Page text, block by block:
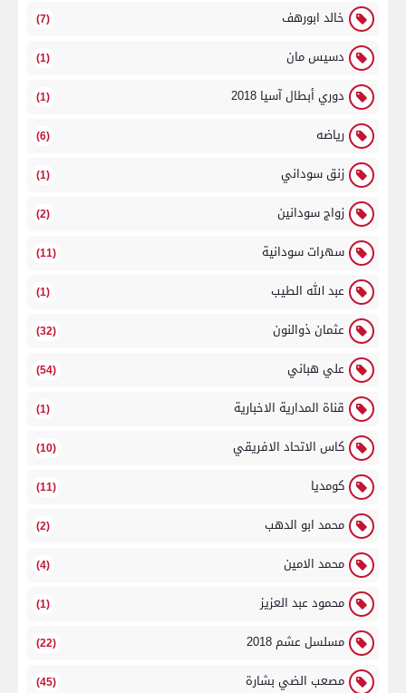
خالد ابورهف (7)
دسيس مان (1)
دوري أبطال آسيا 2018 (1)
رياضه (6)
زنق سوداني (1)
زواج سودانين (2)
سهرات سودانية (11)
عبد الله الطيب (1)
عثمان ذوالنون (32)
علي هباني (54)
قناة المدارية الاخبارية (1)
كاس الاتحاد الافريقي (10)
كومديا (11)
محمد ابو الدهب (2)
محمد الامين (4)
محمود عبد العزيز (1)
مسلسل عشم 2018 (22)
مصعب الضي بشارة (45)